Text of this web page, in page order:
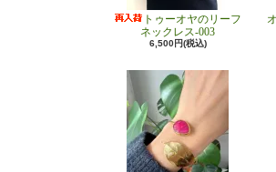
トゥーオヤのリーフ
ネックレス-003
6,500円(税込)